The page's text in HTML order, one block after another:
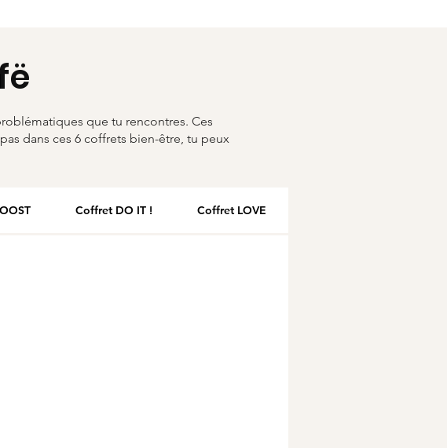
que tu rencontres. Ces
dans ces 6 coffrets bien-être, tu peux
Coffret DO IT ! Coffret LOVE